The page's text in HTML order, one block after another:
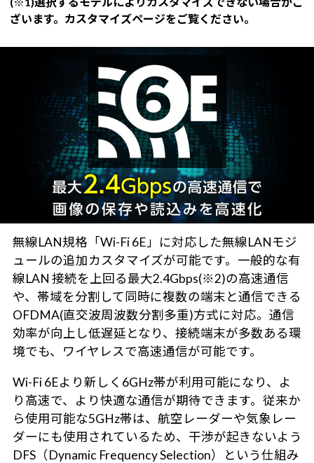
ざいます。カスタマイズページをご覧ください。
無線LAN規格「Wi-Fi 6E」に対応した無線LANモジ
ュールの追加カスタマイズが可能です。一般的な有
線LAN 接続を上回る最大2.4Gbps(※2)の高速通信
や、帯域を分割して同時に複数の端末と通信できる
OFDMA(直交波周波数分割多重)方式に対応。通信
効率が向上し低遅延となり、接続端末が多数ある環
境でも、ワイヤレスで高速通信が可能です。
Wi-Fi 6Eより新しく6GHz帯が利用可能になり、よ
り高速で、より快適な通信が期待できます。従来か
ら使用可能な5GHz帯は、航空レーダーや気象レー
ダーにも使用されているため、干渉が起きないよう
DFS（Dynamic Frequency Selection）という仕組み